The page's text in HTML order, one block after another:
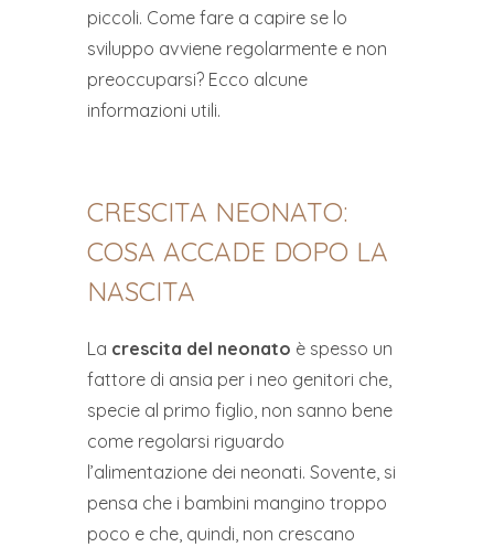
piccoli. Come fare a capire se lo
sviluppo avviene regolarmente e non
preoccuparsi? Ecco alcune
informazioni utili.
CRESCITA NEONATO:
COSA ACCADE DOPO LA
NASCITA
La crescita del neonato è spesso un
fattore di ansia per i neo genitori che,
specie al primo figlio, non sanno bene
come regolarsi riguardo
l’alimentazione dei neonati. Sovente, si
pensa che i bambini mangino troppo
poco e che, quindi, non crescano